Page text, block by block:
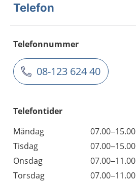
Telefon
Telefonnummer
08-123 624 40
Telefontider
Måndag
07.00–15.00
Tisdag
07.00–15.00
Onsdag
07.00–11.00
Torsdag
07.00–11.00